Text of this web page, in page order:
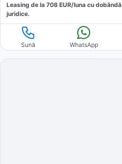
Leasing de la 708 EUR/luna cu dobăndă
juridice.
Sună WhatsApp